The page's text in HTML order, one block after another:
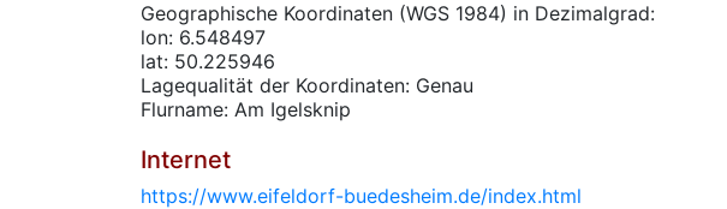
Geographische Koordinaten (WGS 1984) in Dezimalgrad:
lon: 6.548497
lat: 50.225946
Lagequalität der Koordinaten: Genau
Flurname: Am Igelsknip
Internet
https://www.eifeldorf-buedesheim.de/index.html